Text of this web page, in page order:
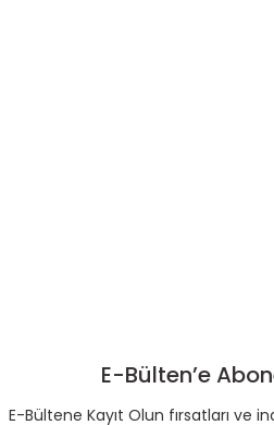
E-Bülten’e
E-Bültene Kayıt Olun fırsatları ve